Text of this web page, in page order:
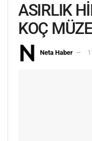
ASIRLIK
KOÇ
Neta Haber